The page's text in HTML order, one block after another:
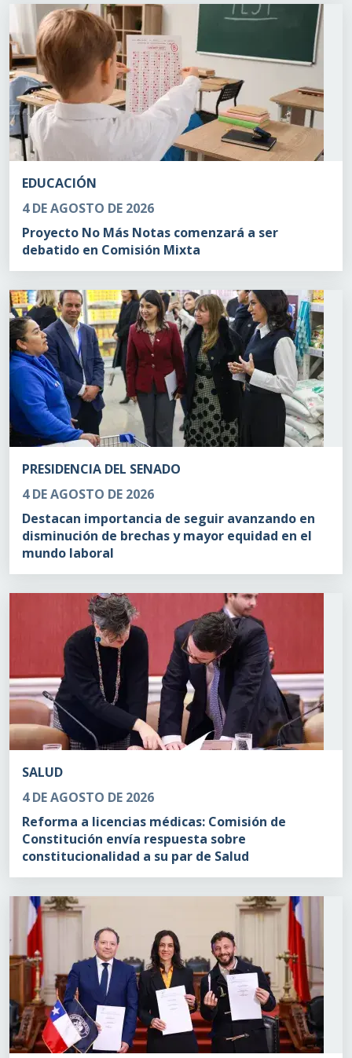
EDUCACIÓN
4 DE AGOSTO DE 2026
Proyecto No Más Notas comenzará a ser
debatido en Comisión Mixta
PRESIDENCIA DEL SENADO
4 DE AGOSTO DE 2026
Destacan importancia de seguir avanzando en
disminución de brechas y mayor equidad en el
mundo laboral
SALUD
4 DE AGOSTO DE 2026
Reforma a licencias médicas: Comisión de
Constitución envía respuesta sobre
constitucionalidad a su par de Salud